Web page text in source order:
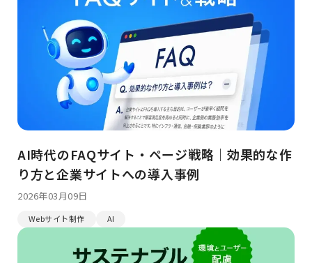
AI時代のFAQサイト・ページ戦略｜効果的な作
り方と企業サイトへの導入事例
2026年03月09日
Webサイト制作 AI